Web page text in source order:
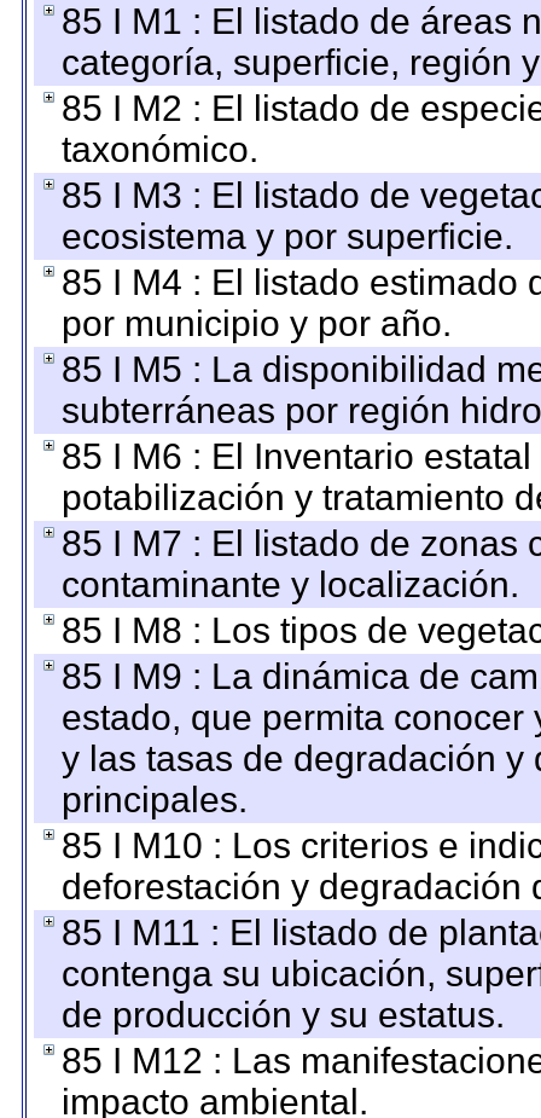
85 I M1 : El listado de áreas
categoría, superficie, región
85 I M2 : El listado de
taxonómico.
85 I M3 : El listado de
ecosistema y por superficie.
85 I M4 : El listado estimado
por municipio y por año.
85 I M5 : La disponibilidad
subterráneas por región
85 I M6 : El Inventario
potabilización y tratamiento
85 I M7 : El listado de zonas
contaminante y localización.
85 I M8 : Los tipos de
85 I M9 : La dinámica de
estado, que permita
y las tasas de degradación
principales.
85 I M10 : Los criterios e
deforestación y degradación
85 I M11 : El listado de
contenga su ubicación,
de producción y su estatus.
85 I M12 : Las
impacto ambiental.